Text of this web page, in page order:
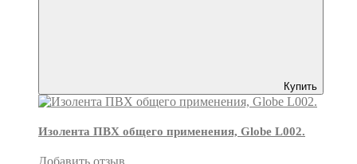
Купить
Изолента ПВХ общего применения, Globe L002.
Добавить отзыв